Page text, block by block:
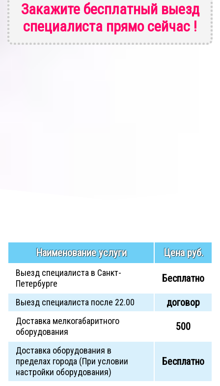
Закажите бесплатный выезд
специалиста прямо сейчас !
Наименование услуги Цена руб.
Выезд специалиста в Санкт-
Петербурге
Бесплатно
Выезд специалиста после 22.00 договор
Доставка мелкогабаритного
оборудования
500
Доставка оборудования в
пределах города (При условии
настройки оборудования)
Бесплатно